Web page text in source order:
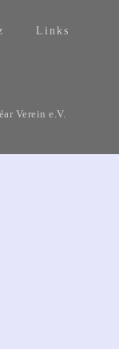
Links
Verein e.V.